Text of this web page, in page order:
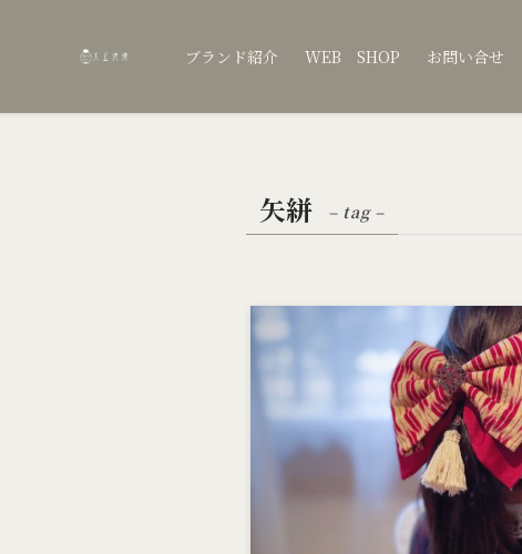
ブランド紹介 WEB SHOP お問い合せ
矢絣 – tag –